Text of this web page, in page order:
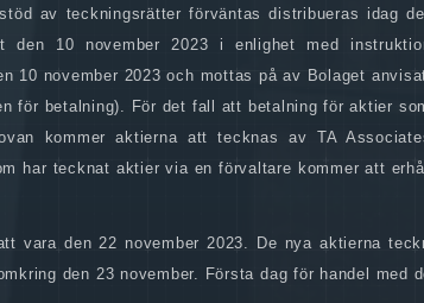
av teckningsrätter förväntas distribueras idag
10 november 2023 i enlighet med
10 november 2023 och mottas på av Bolaget
för betalning). För det fall att betalning för aktier
kommer aktierna att tecknas av TA
har tecknat aktier via en förvaltare kommer att
vara den 22 november 2023. De nya aktierna
den 23 november. Första dag för handel med